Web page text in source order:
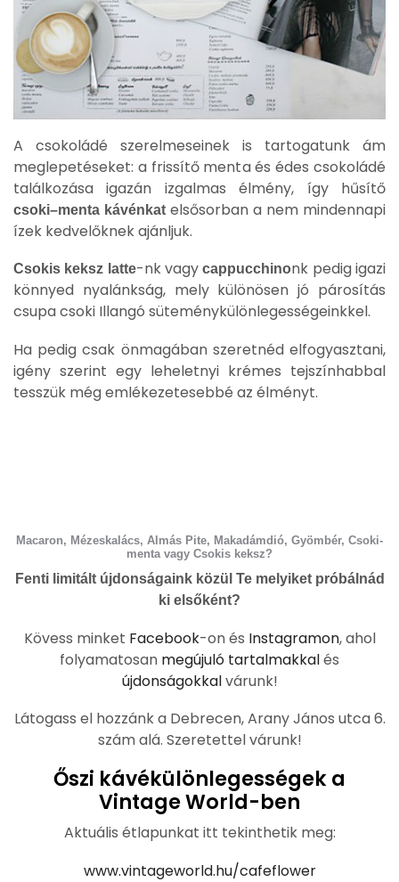
A csokoládé szerelmeseinek is tartogatunk ám
meglepetéseket: a frissítő menta és édes csokoládé
találkozása igazán izgalmas élmény, így hűsítő
csoki–menta kávénkat elsősorban a nem mindennapi
ízek kedvelőknek ajánljuk.
Csokis keksz latte-nk vagycappucchinonk pedig igazi
könnyed nyalánkság, mely különösen jó párosítás
csupa csoki Illangó süteménykülönlegességeinkkel.
Ha pedig csak önmagában szeretnéd elfogyasztani,
igény szerint egy leheletnyi krémes tejszínhabbal
tesszük még emlékezetesebbé az élményt.
Macaron, Mézeskalács, Almás Pite, Makadámdió, Gyömbér, Csoki-
menta vagy Csokis keksz?
Fenti limitált újdonságaink közül Te melyiket próbálnád
ki elsőként?
Kövess minket Facebook-on és Instagramon, ahol
folyamatosan megújuló tartalmakkalés
újdonságokkalvárunk!
Látogass el hozzánk a Debrecen, Arany János utca 6.
szám alá. Szeretettel várunk!
Őszi kávékülönlegességek a
Vintage World-ben
Aktuális étlapunkat itt tekinthetik meg:
www.vintageworld.hu/cafeflower